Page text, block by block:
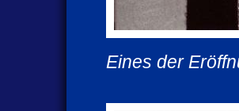
Eines der